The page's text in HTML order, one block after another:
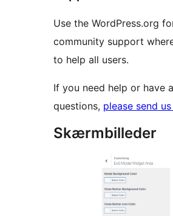
Use the WordPress.org
community support
to help all users.
If you need help or have
questions, please send
Skærmbilleder